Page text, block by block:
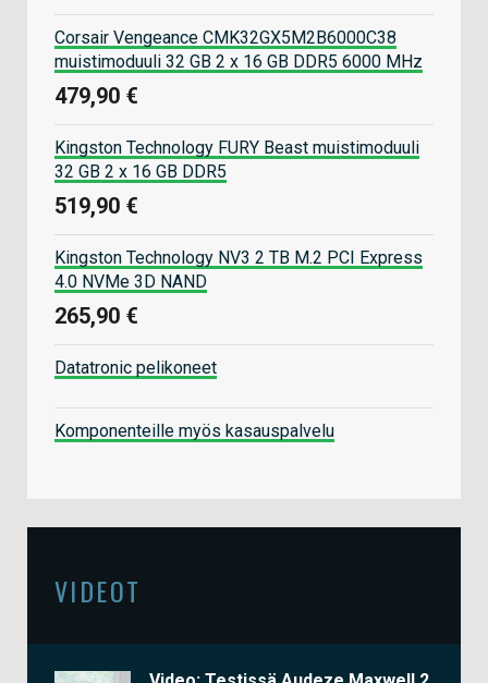
Corsair Vengeance CMK32GX5M2B6000C38
muistimoduuli 32 GB 2 x 16 GB DDR5 6000 MHz
479,90 €
Kingston Technology FURY Beast muistimoduuli
32 GB 2 x 16 GB DDR5
519,90 €
Kingston Technology NV3 2 TB M.2 PCI Express
4.0 NVMe 3D NAND
265,90 €
Datatronic pelikoneet
Komponenteille myös kasauspalvelu
VIDEOT